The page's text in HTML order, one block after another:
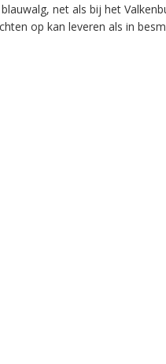
net als bij het
op kan leveren als in